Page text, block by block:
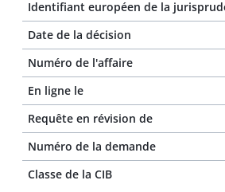
Identifiant européen de la
Date de la décision
Numéro de l'affaire
En ligne le
Requête en révision de
Numéro de la demande
Classe de la CIB